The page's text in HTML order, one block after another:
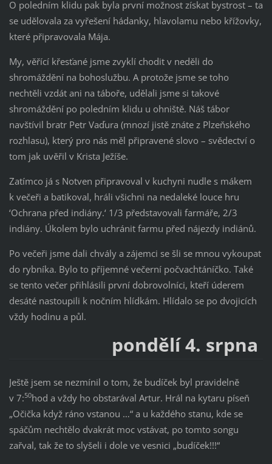
O poledním klidu pak byla první možnost získat bystrost – ta
se udělovala za vyřešení hádanky, hlavolamu nebo křížovky,
které připravovala Mája.
My, věřící křesťané jsme zvyklí chodit v neděli do
shromáždění na bohoslužbu. A protože jsme se toho
nechtěli vzdát ani na táboře, udělali jsme si takové
shromáždění po poledním klidu u ohniště. Náš tábor
navštívil bratr Petr Vaďura (mnozí jistě znáte z Plzeňského
rozhlasu), který pro nás měl připravené slovo – svědectví o
tom jak uvěřil v Krista Ježíše.
Zatímco já s Notven připravoval v kuchyni nudle s mákem
k večeři a batikoval, hráli všichni na nedaleké louce hru
‘Ochrana před indiány.‘ 1/3 představovali farmáře, 2/3
indiány. Úkolem bylo uchránit farmu před nájezdy indiánů.
Po večeři jsme dali chvály a zájemci se šli se mnou vykoupat
do rybníka. Bylo to příjemné večerní počvachtáníčko. Také
se tento večer přihlásili první dobrovolníci, kteří úderem
desáté nastoupili k nočním hlídkám. Hlídalo se po dvojicích
vždy hodinu a půl.
pondělí 4. srpna
Ještě jsem se nezmínil o tom, že budíček byl pravidelně
v 7:50hod a vždy ho obstarával Artur. Hrál na kytaru píseň
„Očička když ráno vstanou …“ a u každého stanu, kde se
spáčům nechtělo dvakrát moc vstávat, po tomto songu
zařval, tak že to slyšeli i dole ve vesnici „budíček!!!“